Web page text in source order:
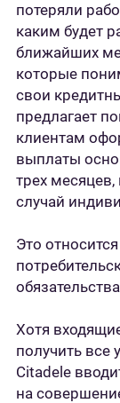
потеряли
каким будет
ближайших
которые
свои
предлагает
клиентам
выплаты
трех
случай
Это
Хотя
получить все
Citadele
на